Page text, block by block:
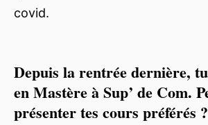
covid.
Depuis la rentrée dernière,
en Mastère à Sup’ de Com.
présenter tes cours préférés ?